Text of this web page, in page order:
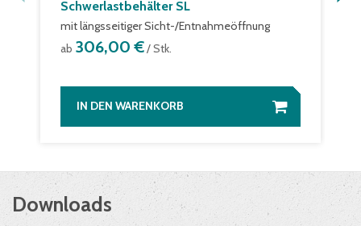
Schwerlastbehälter SL
mit längsseitiger Sicht-/Entnahmeöffnung
ab 306,00 €/ Stk.
IN DEN WARENKORB
Downloads